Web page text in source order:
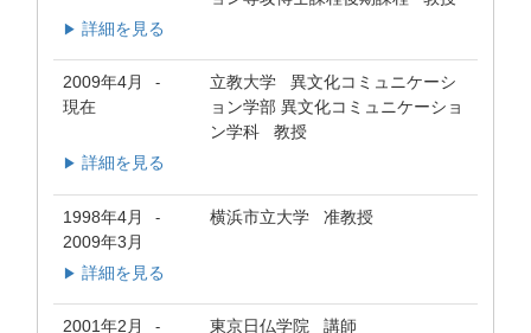
▶ 詳細を見る
2009年4月 -
現在
立教大学 異文化コミュニケーシ
ョン学部 異文化コミュニケーショ
ン学科 教授
▶ 詳細を見る
1998年4月 -
2009年3月
横浜市立大学 准教授
▶ 詳細を見る
2001年2月 - 東京日仏学院 講師